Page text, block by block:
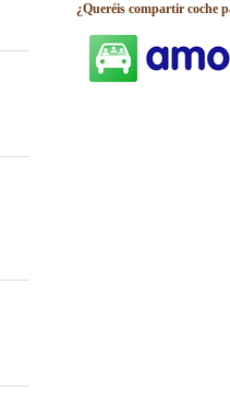
¿Queréis compartir coche